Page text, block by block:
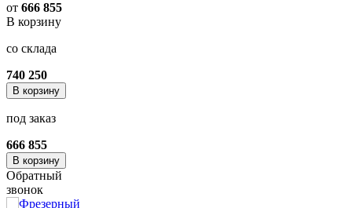
от 666 855
В корзину
со склада
740 250
В корзину
под заказ
666 855
В корзину
Обратный
звонок